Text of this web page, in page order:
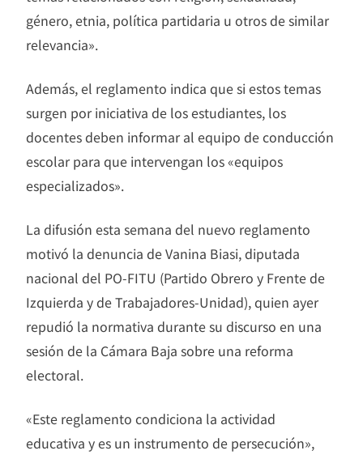
género, etnia, política partidaria u otros de similar
relevancia».
Además, el reglamento indica que si estos temas
surgen por iniciativa de los estudiantes, los
docentes deben informar al equipo de conducción
escolar para que intervengan los «equipos
especializados».
La difusión esta semana del nuevo reglamento
motivó la denuncia de Vanina Biasi, diputada
nacional del PO-FITU (Partido Obrero y Frente de
Izquierda y de Trabajadores-Unidad), quien ayer
repudió la normativa durante su discurso en una
sesión de la Cámara Baja sobre una reforma
electoral.
«Este reglamento condiciona la actividad
educativa y es un instrumento de persecución»,